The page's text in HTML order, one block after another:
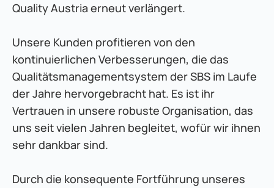
Quality Austria erneut verlängert.
Unsere Kunden profitieren von den
kontinuierlichen Verbesserungen, die das
Qualitätsmanagementsystem der SBS im Laufe
der Jahre hervorgebracht hat. Es ist ihr
Vertrauen in unsere robuste Organisation, das
uns seit vielen Jahren begleitet, wofür wir ihnen
sehr dankbar sind.
Durch die konsequente Fortführung unseres